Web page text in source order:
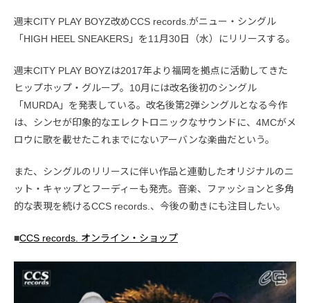
週末CITY PLAY BOYZ改めCCS records.がニュー・シングル
「HIGH HEEL SNEAKERS」を11月30日（水）にリリースする。
週末CITY PLAY BOYZは2017年より福岡を拠点に活動してきた
ヒップホップ・グループ。10月には改名後初のシングル
「MURDA」を発表している。改名後第2弾シングルとなる今作
は、シンセが印象的なエレクトロニックなサウンドに、4MCがメ
ロウに歌を載せたこれまでにないアーバンな楽曲だという。
また、シングルのリリースに伴い作品と連動したオリジナルのニ
ット・キャップとフーディーも発売。音楽、ファッションと多角
的な表現を続けるCCS records.、今後の動きにも注目したい。
■CCS records. オンライン・ショップ